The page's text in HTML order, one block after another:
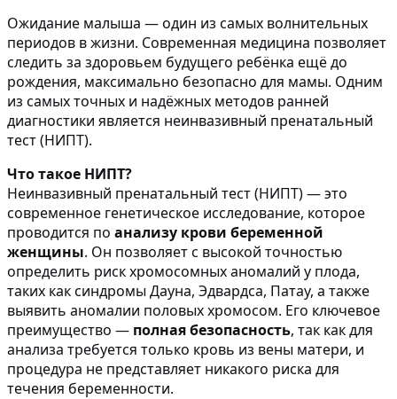
Ожидание малыша — один из самых волнительных
периодов в жизни. Современная медицина позволяет
следить за здоровьем будущего ребёнка ещё до
рождения, максимально безопасно для мамы. Одним
из самых точных и надёжных методов ранней
диагностики является неинвазивный пренатальный
тест (НИПТ).
Что такое НИПТ?
Неинвазивный пренатальный тест (НИПТ) — это
современное генетическое исследование, которое
проводится по анализу крови беременной
женщины. Он позволяет с высокой точностью
определить риск хромосомных аномалий у плода,
таких как синдромы Дауна, Эдвардса, Патау, а также
выявить аномалии половых хромосом. Его ключевое
преимущество — полная безопасность, так как для
анализа требуется только кровь из вены матери, и
процедура не представляет никакого риска для
течения беременности.